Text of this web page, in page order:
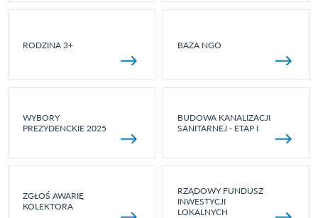
RODZINA 3+ BAZA NGO
WYBORY
PREZYDENCKIE 2025
BUDOWA KANALIZACJI
SANITARNEJ - ETAP I
ZGŁOŚ AWARIĘ
KOLEKTORA
RZĄDOWY FUNDUSZ
INWESTYCJI
LOKALNYCH